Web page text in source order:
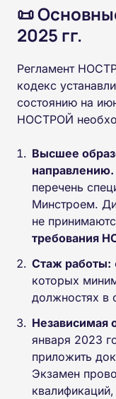
📜
2025 гг.
Регламент
кодекс
состоянию на
НОСТРОЙ
Высшее
направлению.
перечень
Минстроем.
не
требования
Стаж работы:
которых
должностях в
Независимая
января 2023
приложить
Экзамен